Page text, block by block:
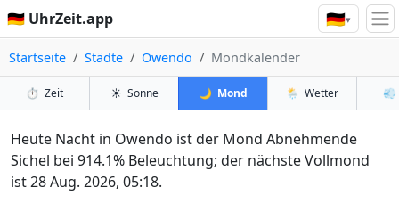
🇩🇪 UhrZeit.app 🇩🇪▾
Startseite Städte Owendo Mondkalender
⏱️ Zeit ☀️ Sonne 🌙 Mond 🌦️ Wetter 💨
Heute Nacht in Owendo ist der Mond Abnehmende
Sichel bei 914.1% Beleuchtung; der nächste Vollmond
ist 28 Aug. 2026, 05:18.